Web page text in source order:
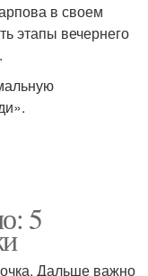
в своем
этапы вечернего
5
Дальше важно